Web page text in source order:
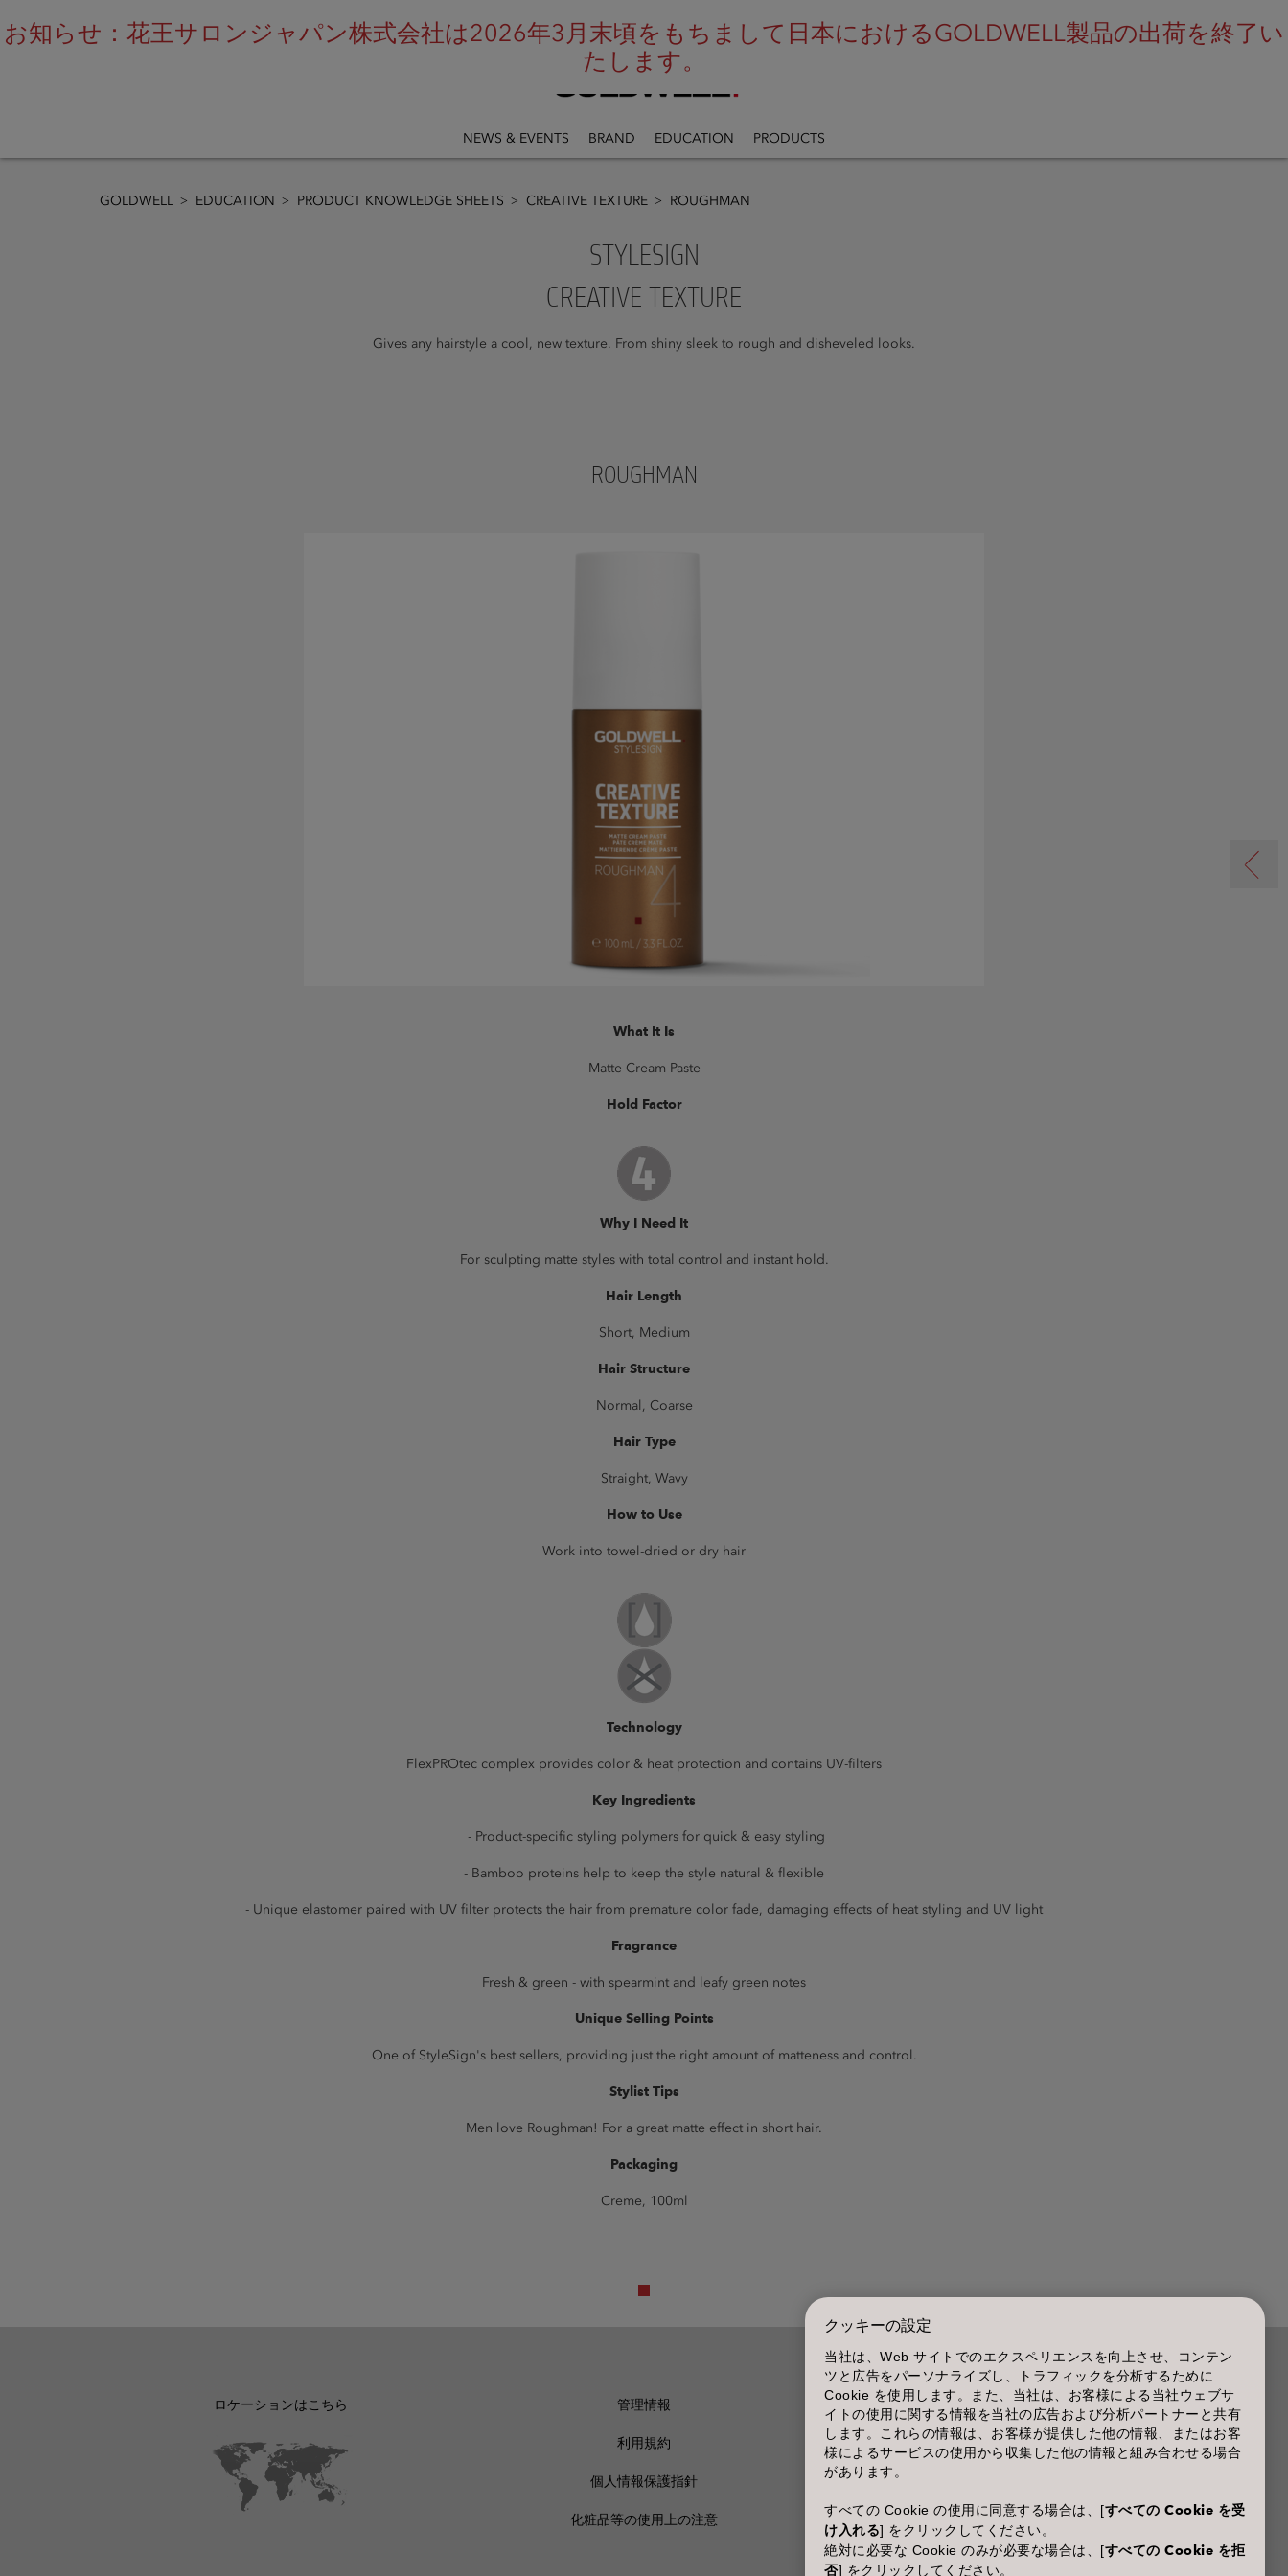
NEWS & EVENTS BRAND EDUCATION PRODUCTS
お知らせ：花王サロンジャパン株式会社は2026年3月末頃をもちまして日本におけるGOLDWELL製品の出荷を終了い
たします。
GOLDWELL EDUCATION PRODUCT KNOWLEDGE SHEETS CREATIVE TEXTURE ROUGHMAN
STYLESIGN
CREATIVE TEXTURE
Gives any hairstyle a cool, new texture. From shiny sleek to rough and disheveled looks.
ROUGHMAN
What It Is
Matte Cream Paste
Hold Factor
Why I Need It
For sculpting matte styles with total control and instant hold.
Hair Length
Short, Medium
Hair Structure
Normal, Coarse
Hair Type
Straight, Wavy
How to Use
Work into towel-dried or dry hair
Technology
FlexPROtec complex provides color & heat protection and contains UV-filters
Key Ingredients
- Product-specific styling polymers for quick & easy styling
- Bamboo proteins help to keep the style natural & flexible
- Unique elastomer paired with UV filter protects the hair from premature color fade, damaging effects of heat styling and UV light
Fragrance
Fresh & green - with spearmint and leafy green notes
Unique Selling Points
One of StyleSign's best sellers, providing just the right amount of matteness and control.
Stylist Tips
Men love Roughman! For a great matte effect in short hair.
Packaging
Creme, 100ml
ロケーションはこちら 管理情報
利用規約
個人情報保護指針
化粧品等の使用上の注意
商品に関するお問い合わせ TEL.03-3660-7590
(土・日・休日を除く 9:00-12:00 / 13:00-17:00)
※年末年始休業；12/30~1/4
クッキーの設定
当社は、Web サイトでのエクスペリエンスを向上させ、コンテン
ツと広告をパーソナライズし、トラフィックを分析するために
Cookie を使用します。また、当社は、お客様による当社ウェブサ
イトの使用に関する情報を当社の広告および分析パートナーと共有
します。これらの情報は、お客様が提供した他の情報、またはお客
様によるサービスの使用から収集した他の情報と組み合わせる場合
があります。
すべての Cookie の使用に同意する場合は、[すべての Cookie を受
け入れる] をクリックしてください。
絶対に必要な Cookie のみが必要な場合は、[すべての Cookie を拒
否] をクリックしてください。